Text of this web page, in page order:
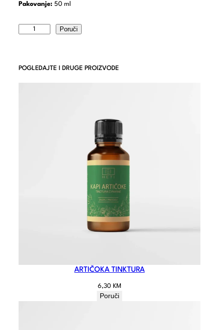
Pakovanje: 50 ml
Poruči
POGLEDAJTE I DRUGE PROIZVODE
ARTIČOKA TINKTURA
6,30 KM
Poruči